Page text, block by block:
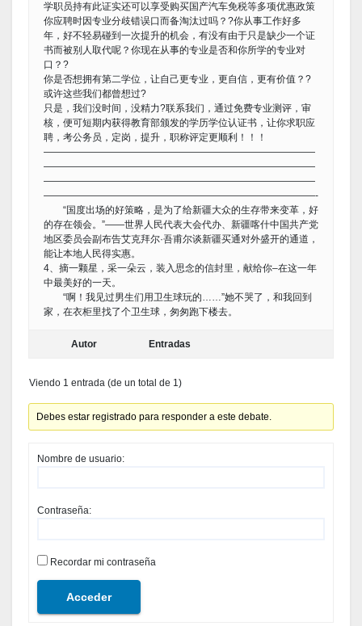
学职员持有此证实还可以享受购买国产汽车免税等多项优惠政策
你应聘时因专业分歧错误口而备淘汰过吗？?你从事工作好多
年，好不轻易碰到一次提升的机会，有没有由于只是缺少一个证
书而被别人取代呢？你现在从事的专业是否和你所学的专业对
口？?
你是否想拥有第二学位，让自己更专业，更自信，更有价值？?
或许这些我们都曾想过?
只是，我们没时间，没精力?联系我们，通过免费专业测评，审
核，便可短期内获得教育部颁发的学历学位认证书，让你求职应
聘，考公务员，定岗，提升，职称评定更顺利！！！
————————————————————————————
————————————————————————————
————————————————————————————
————————————————————————————-
“国度出场的好策略，是为了给新疆大众的生存带来变革，好
的存在领会。”——世界人民代表大会代办、新疆喀什中国共产党
地区委员会副布告艾克拜尔·吾甫尔谈新疆买通对外盛开的通道，
能让本地人民得实惠。
4、摘一颗星，采一朵云，装入思念的信封里，献给你–在这一年
中最美好的一天。
“啊！我见过男生们用卫生球玩的……”她不哭了，和我回到
家，在衣柜里找了个卫生球，匆匆跑下楼去。
Autor Entradas
Viendo 1 entrada (de un total de 1)
Debes estar registrado para responder a este debate.
Nombre de usuario:
Contraseña:
Recordar mi contraseña
Acceder